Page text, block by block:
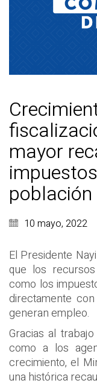
mayor
población
10 mayo, 2022
El Presidente
que los
como los
directamente
generan empleo.
Gracias al
como a los
crecimiento, el
una histórica